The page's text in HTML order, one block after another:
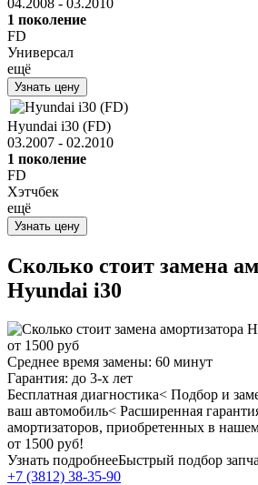
1 поколение
FD
Универсал
ещё
Узнать цену
Hyundai i30 (FD)
03.2007 - 02.2010
1 поколение
FD
Хэтчбек
ещё
Узнать цену
Сколько стоит замена
Hyundai i30
от 1500 руб
Среднее время замены: 60 минут
Гарантия: до 3-х лет
Бесплатная диагностика< Подбор и
ваш автомобиль< Расширенная
амортизаторов, приобретенных в
от 1500 руб!
Узнать подробнееБыстрый подбор
+7 (3812) 38-35-90